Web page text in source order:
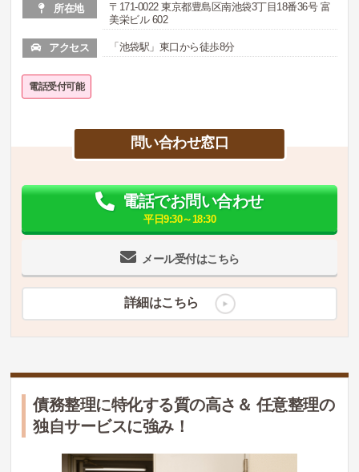
所在地
〒171-0022 東京都豊島区南池袋3丁目18番36号 富
美栄ビル 602
アクセス 「池袋駅」東口から徒歩8分
電話受付可能
問い合わせ窓口
メール受付はこちら
電話でお問い合わせ
平日9:30～18:30
詳細はこちら
債務整理に特化する質の高さ＆ 任意整理の
独自サービスに強み！